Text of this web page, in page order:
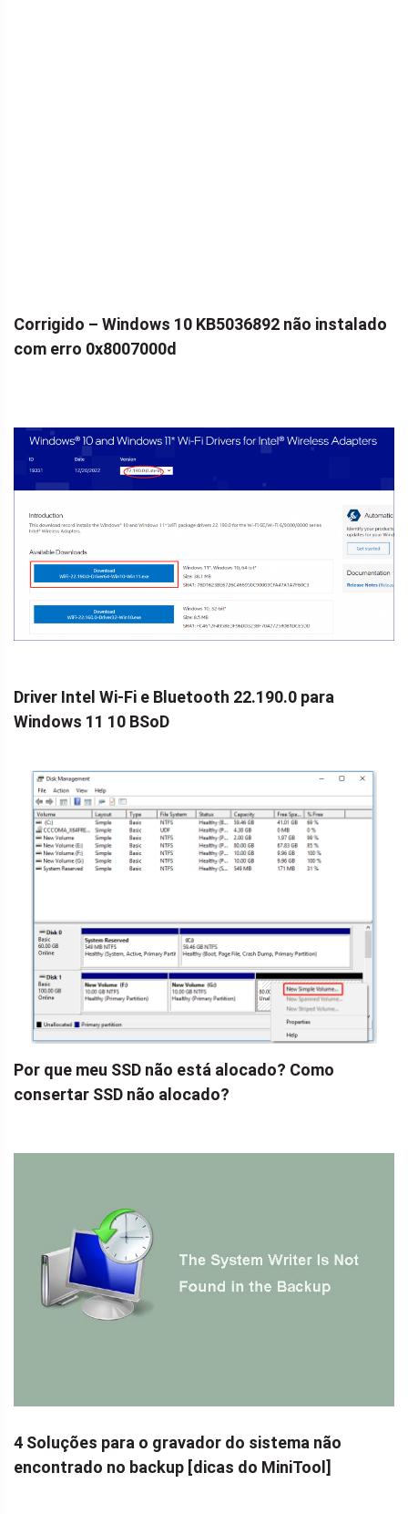
Corrigido – Windows 10 KB5036892 não instalado
com erro 0x8007000d
Driver Intel Wi-Fi e Bluetooth 22.190.0 para
Windows 11 10 BSoD
Por que meu SSD não está alocado? Como
consertar SSD não alocado?
4 Soluções para o gravador do sistema não
encontrado no backup [dicas do MiniTool]